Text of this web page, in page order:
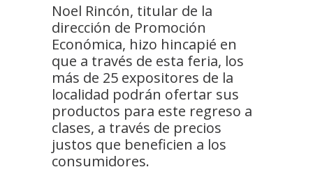
Noel Rincón, titular de la
dirección de Promoción
Económica, hizo hincapié en
que a través de esta feria, los
más de 25 expositores de la
localidad podrán ofertar sus
productos para este regreso a
clases, a través de precios
justos que beneficien a los
consumidores.